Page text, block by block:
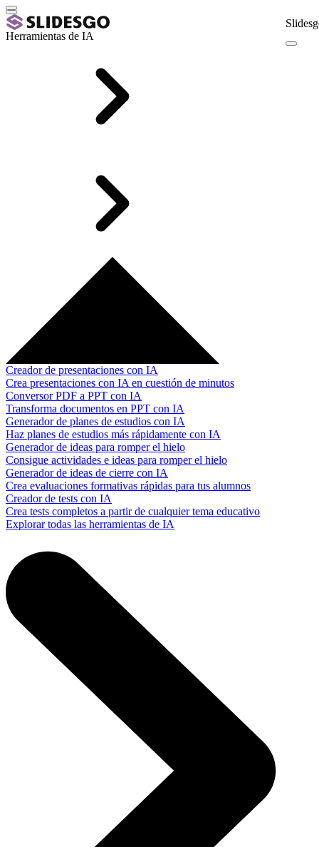
Herramientas de IA
Creador de presentaciones con IA
Crea presentaciones con IA en cuestión de minutos
Conversor PDF a PPT con IA
Transforma documentos en PPT con IA
Generador de planes de estudios con IA
Haz planes de estudios más rápidamente con IA
Generador de ideas para romper el hielo
Consigue actividades e ideas para romper el hielo
Generador de ideas de cierre con IA
Crea evaluaciones formativas rápidas para tus alumnos
Creador de tests con IA
Crea tests completos a partir de cualquier tema educativo
Explorar todas las herramientas de IA